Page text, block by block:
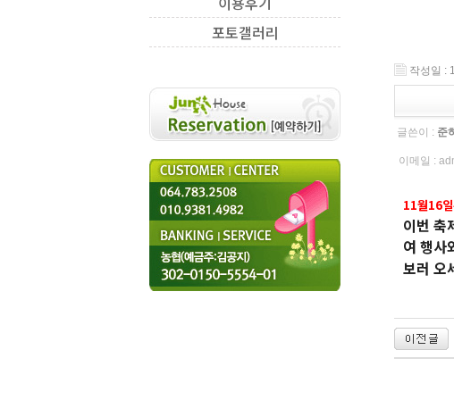
포토갤러리
작성일 :
글쓴이 : 준
이메일 :
11월16
이번 축
여 행사
보러 오